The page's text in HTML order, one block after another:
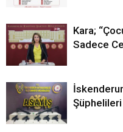
Kara;
Sadece
Şüphelileri